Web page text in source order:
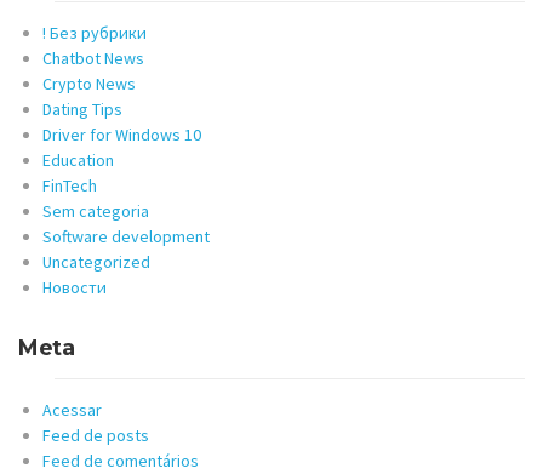
! Без рубрики
Chatbot News
Crypto News
Dating Tips
Driver for Windows 10
Education
FinTech
Sem categoria
Software development
Uncategorized
Новости
Meta
Acessar
Feed de posts
Feed de comentários